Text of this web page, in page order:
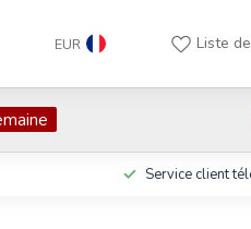
EUR Liste
Service client